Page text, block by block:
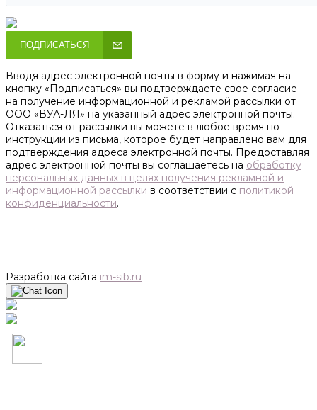
ПОДПИСАТЬСЯ
Вводя адрес электронной почты в форму и нажимая на
кнопку «Подписаться» вы подтверждаете свое согласие
на получение информационной и рекламой рассылки от
ООО «ВУА-ЛЯ» на указанный адрес электронной почты.
Отказаться от рассылки вы можете в любое время по
инструкции из письма, которое будет направлено вам для
подтверждения адреса электронной почты. Предоставляя
адрес электронной почты вы соглашаетесь на обработку
персональных данных в целях получения рекламной и
информационной рассылки в соответствии с политикой
конфиденциальности.
Разработка сайта im-sib.ru